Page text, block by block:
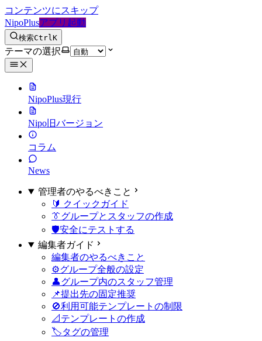
コンテンツにスキップ
NipoPlusアプリ起動
検索CtrlK
テーマの選択
NipoPlus現行
Nipo 旧バージョン
コラム
News
管理者のやるべきこと
🔰 クイックガイド
👔グループとスタッフの作成
🛡️安全にテストする
編集者ガイド
編集者のやるべきこと
⚙️グループ全般の設定
👤グループ内のスタッフ管理
📌提出先の固定推奨
🚫利用可能テンプレートの制限
📐テンプレートの作成
🏷タグの管理